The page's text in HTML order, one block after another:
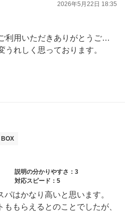
2026年5月22日 18:35
この度は当店の車検をご利用いただきありがとうございました。
うれしく思っております。
りがとうございます。
BOX
説明の分かりやすさ：3
対応スピード：5
はかなり高いと思います。
もらえるとのことでしたが、